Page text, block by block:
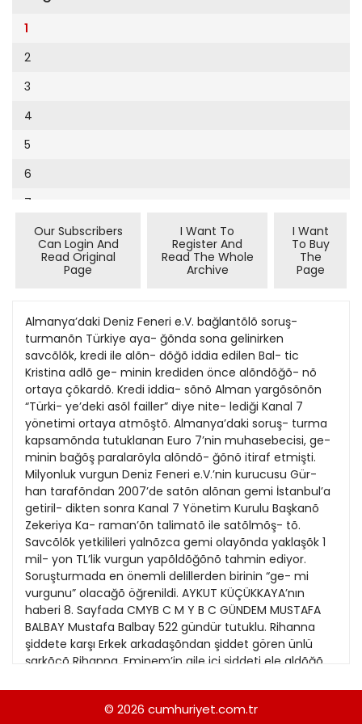
Cumhuriyet Sağlıklı Beslenme
Cumhuriyet Sokak
Cumhuriyet Spor
Cumhuriyet Strateji
Cumhuriyet Tarım
Cumhuriyet Yılbaşı
Çerçeve Eki
Dergi Eki
Ekonomi Eki
Evleniyoruz
Güney Dogu
Kitap Eki
Özel Ekler
Özel Okullar
Sevgililer Günü
Siyaset Eki
Sürdürülebilir yaşam
Turizm Eki
Yerel Yönetimler
1994
1991
1990
1989
1988
1987
1986
1985
1984
1983
1982
1981
1980
9
10
11
12
13
14
15
16
19
20
21
22
23
24
25
26
27
28
29
30
31
1
2
3
4
5
6
7
11
13
14
15
16
17
18
20
Our Subscribers
Can Login And
Read Original
Page
I Want To
Register And
Read The Whole
Archive
I Want
To Buy
The
Page
Almanya’daki Deniz Feneri e.V. bağlantõlõ soruş-
turmanõn Türkiye aya- ğõnda sona gelinirken
savcõlõk, kredi ile alõn- dõğõ iddia edilen Bal- tic
Kristina adlõ ge- minin krediden önce alõndõğõ- nõ
ortaya çõkardõ. Kredi iddia- sõnõ Alman yargõsõnõn
“Türki- ye’deki asõl failler” diye nite- lediği Kanal 7
yönetimi ortaya atmõştõ. Almanya’daki soruş- turma
kapsamõnda tutuklanan Euro 7’nin muhasebecisi, ge-
minin bağõş paralarõyla alõndõ- ğõnõ itiraf etmişti.
Milyonluk vurgun Deniz Feneri e.V.’nin kurucusu Gür-
han tarafõndan 2007’de satõn alõnan gemi İstanbul’a
getiril- dikten sonra Kanal 7 Yönetim Kurulu Başkanõ
Zekeriya Ka- raman’õn talimatõ ile satõlmõş- tõ.
Savcõlõk yetkilileri yalnõzca gemi olayõnda yaklaşõk 1
mil- yon TL’lik vurgun yapõldõğõnõ tahmin ediyor.
Soruşturmada en önemli delillerden birinin “ge- mi
vurgunu” olacağõ öğrenildi. AYKUT KÜÇÜKKAYA’nın
haberi 8. Sayfada CMYB C M Y B C GÜNDEM MUSTAFA
BALBAY Mustafa Balbay 522 gündür tutuklu. Rihanna
şiddete karşı Erkek arkadaşõndan şiddet gören ünlü
şarkõcõ Rihanna, Eminem’in aile içi şiddeti ele aldõğõ
Sayfada Bu yõlõn ilk 6 ayõnda gelen turist sayõsõ,
geçen yõlõn ay- nõ dönemine göre yüzde 9.26
© 2026 cumhuriyet.com.tr